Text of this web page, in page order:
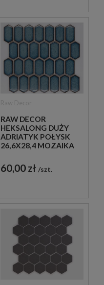
RAW DECOR
HEKSALONG DUŻY
ADRIATYK POŁYSK
26,6X28,4 MOZAIKA
60,00 zł szt.